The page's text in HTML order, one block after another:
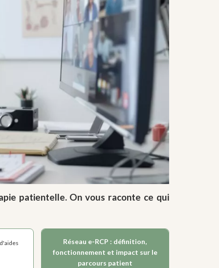
patientelle. On vous raconte ce qui
Réseau e-RCP : définition,
fonctionnement et impact sur le
parcours patient